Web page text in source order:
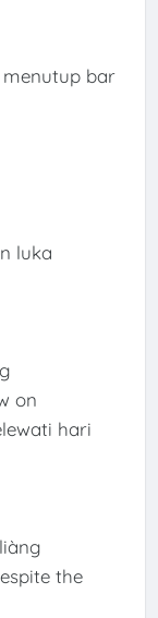
bar
luka
on
hari
the